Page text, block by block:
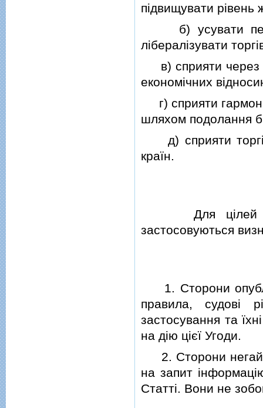
пiдвищувати рiвень
б) усувати
лiбералiзувати
в) сприяти через
економiчних
г) сприяти
шляхом подолання
д) сприяти
країн.
Для цiлей цiєї
застосовуються
1. Сторони
правила, судовi
застосування та
на дiю цiєї Угоди.
2. Сторони
на запит
Статтi. Вони не